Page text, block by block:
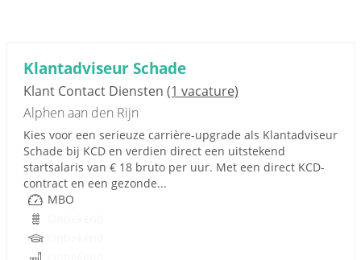
Klantadviseur Schade
Klant Contact Diensten (1 vacature)
Alphen aan den Rijn
Kies voor een serieuze carrière-upgrade als Klantadviseur
Schade bij KCD en verdien direct een uitstekend
startsalaris van € 18 bruto per uur. Met een direct KCD-
contract en een gezonde...
MBO